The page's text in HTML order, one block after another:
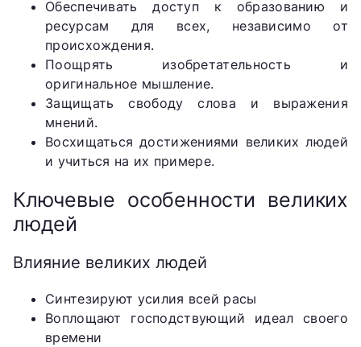
Обеспечивать доступ к образованию и
ресурсам для всех, независимо от
происхождения.
Поощрять изобретательность и
оригинальное мышление.
Защищать свободу слова и выражения
мнений.
Восхищаться достижениями великих людей
и учиться на их примере.
Ключевые особенности великих
людей
Влияние великих людей
Синтезируют усилия всей расы
Воплощают господствующий идеал своего
времени